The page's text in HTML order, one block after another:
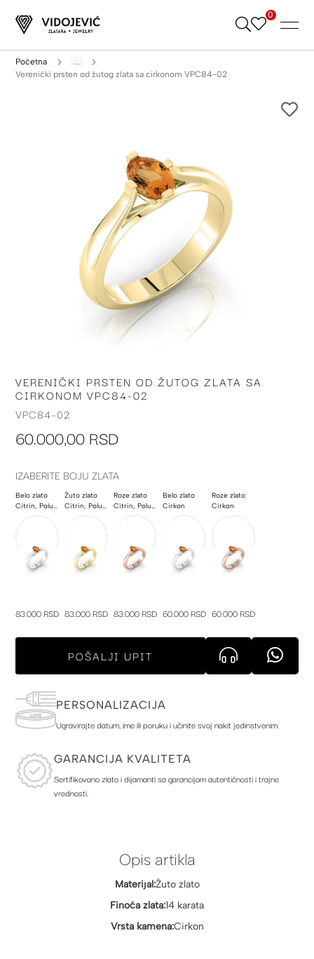
Skip
0
Početna
...
Verenički prsten od žutog zlata sa cirkonom VPC84-02
Skip
to
the
of
gallery
VERENIČKI PRSTEN OD ŽUTOG ZLATA SA
CIRKONOM VPC84-02
VPC84-02
60.000,00 RSD
IZABERITE BOJU ZLATA
Belo zlato
Citrin, Poludragi kamen
83.000 RSD
Žuto zlato
Citrin, Poludragi kamen
83.000 RSD
Roze zlato
Citrin, Poludragi kamen
83.000 RSD
Belo zlato
Cirkon
60.000 RSD
Roze zlato
Cirkon
60.000 RSD
POŠALJI UPIT
PERSONALIZACIJA
Ugravirajte datum, ime ili poruku i učinite svoj nakit jedinstvenim.
GARANCIJA KVALITETA
Sertifikovano zlato i dijamanti sa garancijom autentičnosti i trajne
vrednosti.
Opis artikla
Materijal:Žuto zlato
Finoća zlata:14 karata
Vrsta kamena:Cirkon